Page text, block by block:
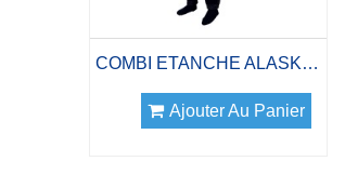
COMBI ETANCHE ALASKAN PRO TRILAM
Ajouter Au Panier